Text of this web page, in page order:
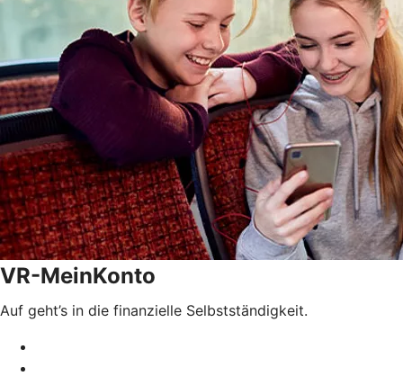
VR-MeinKonto
Auf geht’s in die finanzielle Selbstständigkeit.